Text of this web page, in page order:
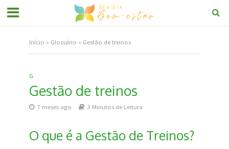
Início » Glossário » Gestão de treinos
G
Gestão de treinos
7 meses ago 3 Minutos de Leitura
O que é a Gestão de Treinos?